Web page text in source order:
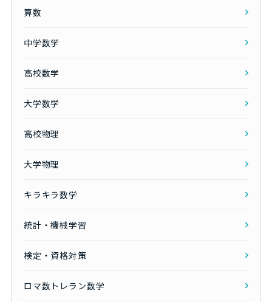
算数
中学数学
高校数学
大学数学
高校物理
大学物理
キラキラ数学
統計・機械学習
検定・資格対策
ロマ数トレラン数学